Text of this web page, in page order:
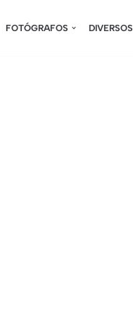
FOTÓGRAFOS DIVERSOS